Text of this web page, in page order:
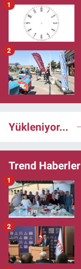
1
2
Yükleniyor...
Trend Haberler
1
2